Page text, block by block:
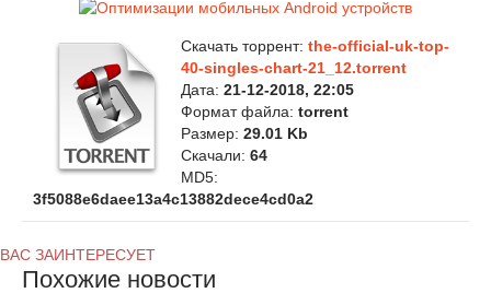
Скачать торрент: the-official-uk-top-
40-singles-chart-21_12.torrent
Дата: 21-12-2018, 22:05
Формат файла: torrent
Размер: 29.01 Kb
Скачали: 64
MD5:
3f5088e6daee13a4c13882dece4cd0a2
ВАС ЗАИНТЕРЕСУЕТ
Похожие новости